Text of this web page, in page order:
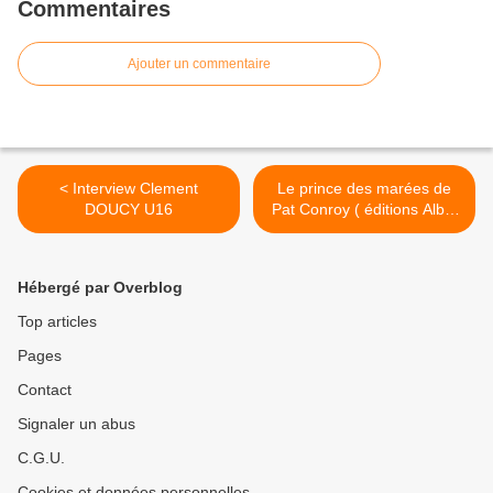
Commentaires
Ajouter un commentaire
< Interview Clement
DOUCY U16
Le prince des marées de
Pat Conroy ( éditions Albin
Michel) >
Hébergé par Overblog
Top articles
Pages
Contact
Signaler un abus
C.G.U.